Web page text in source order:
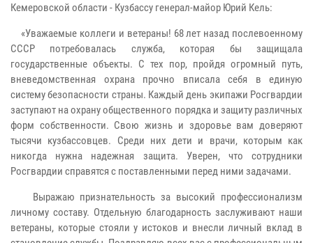
Кемеровской области - Кузбассу генерал-майор Юрий Кель:
«Уважаемые коллеги и ветераны! 68 лет назад послевоенному
СССР потребовалась служба, которая бы защищала
государственные объекты. С тех пор, пройдя огромный путь,
вневедомственная охрана прочно вписала себя в единую
систему безопасности страны. Каждый день экипажи Росгвардии
заступают на охрану общественного порядка и защиту различных
форм собственности. Свою жизнь и здоровье вам доверяют
тысячи кузбассовцев. Среди них дети и врачи, которым как
никогда нужна надежная защита. Уверен, что сотрудники
Росгвардии справятся с поставленными перед ними задачами.
Выражаю признательность за высокий профессионализм
личному составу. Отдельную благодарность заслуживают наши
ветераны, которые стояли у истоков и внесли личный вклад в